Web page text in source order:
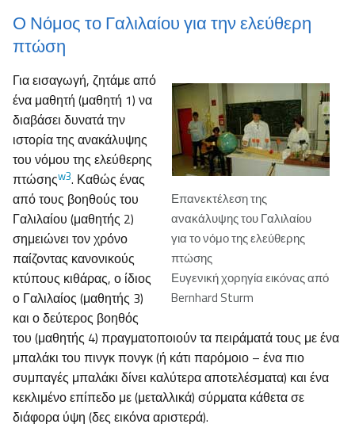
Ο Νόμος το Γαλιλαίου για την ελεύθερη
πτώση
Επανεκτέλεση της
ανακάλυψης του Γαλιλαίου
για το νόμο της ελεύθερης
πτώσης
Ευγενική χορηγία εικόνας από
Bernhard Sturm
Για εισαγωγή, ζητάμε από
ένα μαθητή (μαθητή 1) να
διαβάσει δυνατά την
ιστορία της ανακάλυψης
του νόμου της ελεύθερης
πτώσηςw3. Καθώς ένας
από τους βοηθούς του
Γαλιλαίου (μαθητής 2)
σημειώνει τον χρόνο
παίζοντας κανονικούς
κτύπους κιθάρας, ο ίδιος
ο Γαλιλαίος (μαθητής 3)
και ο δεύτερος βοηθός
του (μαθητής 4) πραγματοποιούν τα πειράματά τους με ένα
μπαλάκι του πινγκ πονγκ (ή κάτι παρόμοιο – ένα πιο
συμπαγές μπαλάκι δίνει καλύτερα αποτελέσματα) και ένα
κεκλιμένο επίπεδο με (μεταλλικά) σύρματα κάθετα σε
διάφορα ύψη (δες εικόνα αριστερά).